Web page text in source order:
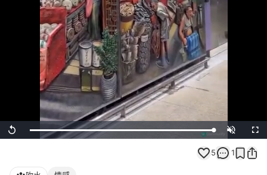
Replay Loaded:
100.00%
Unmute
5 1